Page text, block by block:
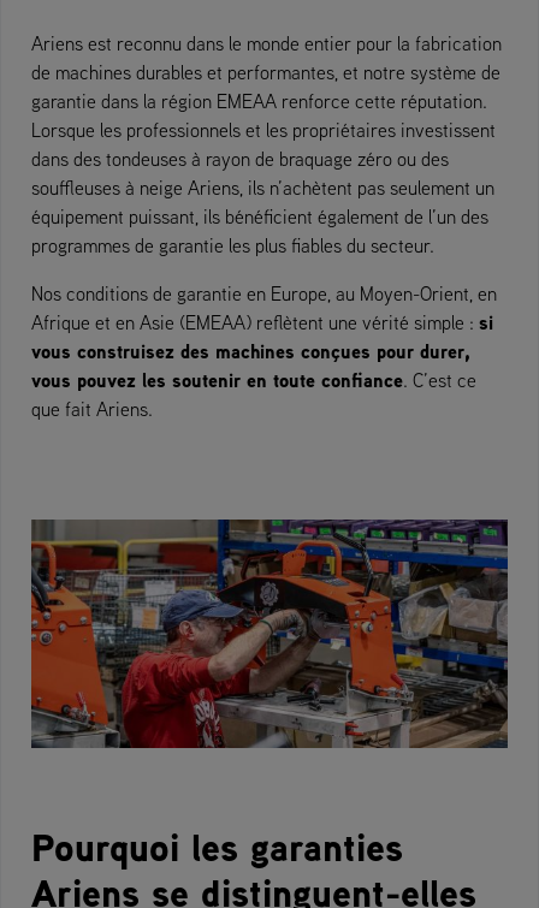
Ariens est reconnu dans le monde entier pour la fabrication
de machines durables et performantes, et notre système de
garantie dans la région EMEAA renforce cette réputation.
Lorsque les professionnels et les propriétaires investissent
dans des tondeuses à rayon de braquage zéro ou des
souffleuses à neige Ariens, ils n’achètent pas seulement un
équipement puissant, ils bénéficient également de l’un des
programmes de garantie les plus fiables du secteur.
Nos conditions de garantie en Europe, au Moyen-Orient, en
Afrique et en Asie (EMEAA) reflètent une vérité simple : si
vous construisez des machines conçues pour durer,
vous pouvez les soutenir en toute confiance. C’est ce
que fait Ariens.
Pourquoi les garanties
Ariens se distinguent-elles